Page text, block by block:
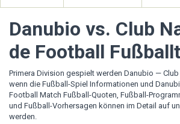
Danubio vs. Club
de Football
Primera Division gespielt werden Danubio — Club
wenn die Fußball-Spiel Informationen und
Football Match Fußball-Quoten, Fußball-
und Fußball-Vorhersagen können im Detail auf
werden.